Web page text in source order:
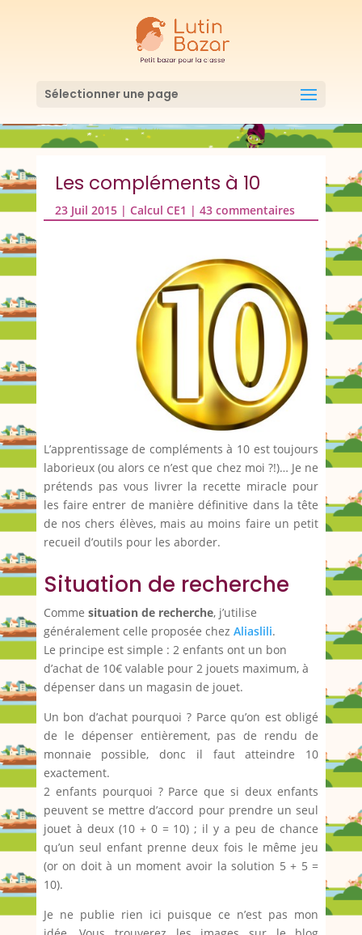
Sélectionner une page
Les compléments à 10
23 Juil 2015| Calcul CE1 | 43 commentaires
L’apprentissage de compléments à 10 est toujours
laborieux (ou alors ce n’est que chez moi ?!)… Je ne
prétends pas vous livrer la recette miracle pour
les faire entrer de manière définitive dans la tête
de nos chers élèves, mais au moins faire un petit
recueil d’outils pour les aborder.
Situation de recherche
Comme situation de recherche, j’utilise
généralement celle proposée chez Aliaslili.
Le principe est simple : 2 enfants ont un bon
d’achat de 10€ valable pour 2 jouets maximum, à
dépenser dans un magasin de jouet.
Un bon d’achat pourquoi ? Parce qu’on est obligé
de le dépenser entièrement, pas de rendu de
monnaie possible, donc il faut atteindre 10
exactement.
2 enfants pourquoi ? Parce que si deux enfants
peuvent se mettre d’accord pour prendre un seul
jouet à deux (10 + 0 = 10) ; il y a peu de chance
qu’un seul enfant prenne deux fois le même jeu
(or on doit à un moment avoir la solution 5 + 5 =
10).
Je ne publie rien ici puisque ce n’est pas mon